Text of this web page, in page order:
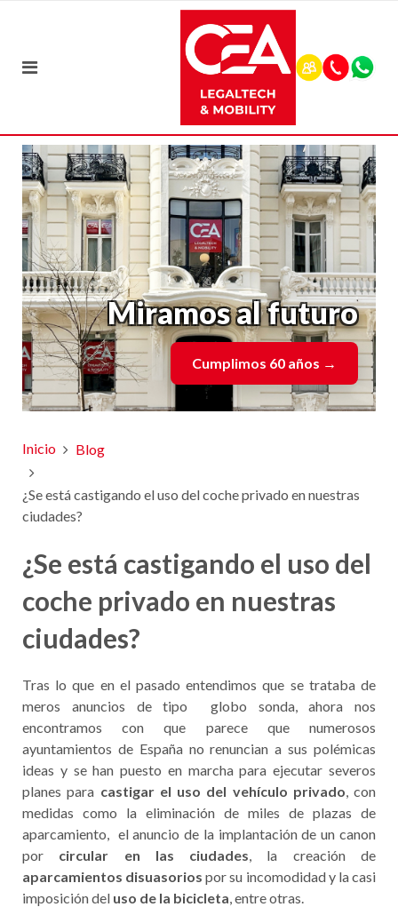
Miramos al futuro
Cumplimos 60 años →
Inicio Blog
¿Se está castigando el uso del coche privado en nuestras
ciudades?
¿Se está castigando el uso del
coche privado en nuestras
ciudades?
Tras lo que en el pasado entendimos que se trataba de
meros anuncios de tipo globo sonda, ahora nos
encontramos con que parece que numerosos
ayuntamientos de España no renuncian a sus polémicas
ideas y se han puesto en marcha para ejecutar severos
planes para castigar el uso del vehículo privado, con
medidas como la eliminación de miles de plazas de
aparcamiento, el anuncio de la implantación de un canon
por circular en las ciudades, la creación de
aparcamientos disuasorios por su incomodidad y la casi
imposición del uso de la bicicleta, entre otras.